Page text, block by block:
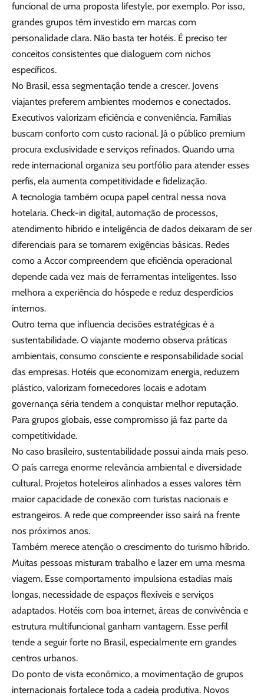
funcional de uma proposta lifestyle, por exemplo. Por isso,
grandes grupos têm investido em marcas com
personalidade clara. Não basta ter hotéis. É preciso ter
conceitos consistentes que dialoguem com nichos
específicos.
No Brasil, essa segmentação tende a crescer. Jovens
viajantes preferem ambientes modernos e conectados.
Executivos valorizam eficiência e conveniência. Famílias
buscam conforto com custo racional. Já o público premium
procura exclusividade e serviços refinados. Quando uma
rede internacional organiza seu portfólio para atender esses
perfis, ela aumenta competitividade e fidelização.
A tecnologia também ocupa papel central nessa nova
hotelaria. Check-in digital, automação de processos,
atendimento híbrido e inteligência de dados deixaram de ser
diferenciais para se tornarem exigências básicas. Redes
como a Accor compreendem que eficiência operacional
depende cada vez mais de ferramentas inteligentes. Isso
melhora a experiência do hóspede e reduz desperdícios
internos.
Outro tema que influencia decisões estratégicas é a
sustentabilidade. O viajante moderno observa práticas
ambientais, consumo consciente e responsabilidade social
das empresas. Hotéis que economizam energia, reduzem
plástico, valorizam fornecedores locais e adotam
governança séria tendem a conquistar melhor reputação.
Para grupos globais, esse compromisso já faz parte da
competitividade.
No caso brasileiro, sustentabilidade possui ainda mais peso.
O país carrega enorme relevância ambiental e diversidade
cultural. Projetos hoteleiros alinhados a esses valores têm
maior capacidade de conexão com turistas nacionais e
estrangeiros. A rede que compreender isso sairá na frente
nos próximos anos.
Também merece atenção o crescimento do turismo híbrido.
Muitas pessoas misturam trabalho e lazer em uma mesma
viagem. Esse comportamento impulsiona estadias mais
longas, necessidade de espaços flexíveis e serviços
adaptados. Hotéis com boa internet, áreas de convivência e
estrutura multifuncional ganham vantagem. Esse perfil
tende a seguir forte no Brasil, especialmente em grandes
centros urbanos.
Do ponto de vista econômico, a movimentação de grupos
internacionais fortalece toda a cadeia produtiva. Novos